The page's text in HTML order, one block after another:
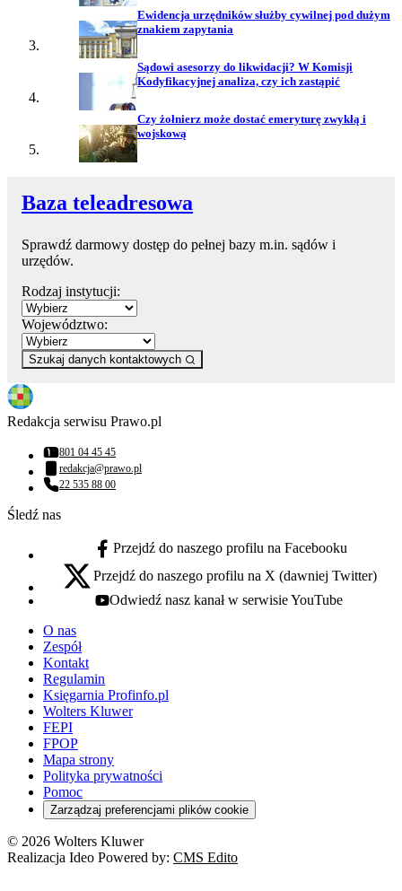
Ewidencja urzędników służby cywilnej pod dużym
znakiem zapytania
Sądowi asesorzy do likwidacji? W Komisji
Kodyfikacyjnej analiza, czy ich zastąpić
Czy żołnierz może dostać emeryturę zwykłą i
wojskową
Baza teleadresowa
Sprawdź darmowy dostęp do pełnej bazy m.in. sądów i
urzędów.
Rodzaj instytucji:
Województwo:
Szukaj danych kontaktowych
Redakcja serwisu Prawo.pl
Numer telefonu:
801 04 45 45
Adres email:
redakcja@prawo.pl
Numer telefonu:
22 535 88 00
Śledź nas
facebook - otwiera się w nowej karcie
Przejdź do naszego profilu na Facebooku
x - otwiera się w nowej karcie
Przejdź do naszego profilu na X (dawniej Twitter)
youtube - otwiera się w nowej karcie
Odwiedź nasz kanał w serwisie YouTube
O nas
Zespół
Kontakt
Regulamin
Księgarnia Profinfo.pl
Wolters Kluwer
FEPI
FPOP
Mapa strony
Polityka prywatności
Pomoc
Zarządzaj preferencjami plików cookie
© 2026 Wolters Kluwer
Realizacja Ideo Powered by: CMS Edito